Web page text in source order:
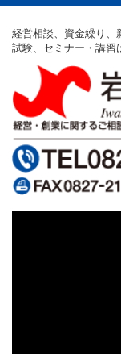
経営相談、資金繰り、
試験、セミナー・講習